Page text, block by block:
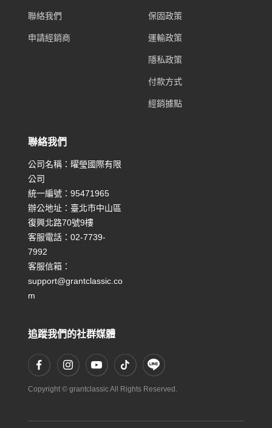
聯絡我們
申請經銷商
保固政策
運輸政策
隱私政策
付款方式
經銷據點
聯絡我們
公司名稱：曜瑩國際有限
公司
統一編號：95471965
辦公地址：臺北市中山區
復興北路70號9樓
客服電話：02-7739-
7992
客服信箱：
support@grantclassic.co
m
追蹤我們的社群媒體
Copyright © grantclassic All Rights Reserved.